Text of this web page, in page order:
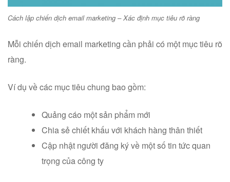
Cách lập chiến dịch email marketing – Xác định mục tiêu rõ ràng
Mỗi chiến dịch email marketing cần phải có một mục tiêu rõ
ràng.
Ví dụ về các mục tiêu chung bao gồm:
Quảng cáo một sản phẩm mới
Chia sẻ chiết khấu với khách hàng thân thiết
Cập nhật người đăng ký về một số tin tức quan
trọng của công ty